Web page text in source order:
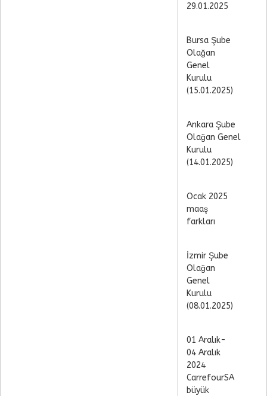
29.01.2025
Bursa Şube
Olağan
Genel
Kurulu
(15.01.2025)
Ankara Şube
Olağan Genel
Kurulu
(14.01.2025)
Ocak 2025
maaş
farkları
İzmir Şube
Olağan
Genel
Kurulu
(08.01.2025)
01 Aralık-
04 Aralık
2024
CarrefourSA
büyük